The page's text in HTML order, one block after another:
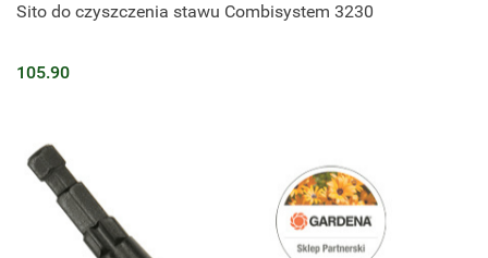
Sito do czyszczenia stawu Combisystem 3230
105.90